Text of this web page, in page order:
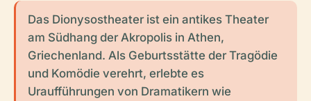
Das Dionysostheater ist ein antikes Theater
am Südhang der Akropolis in Athen,
Griechenland. Als Geburtsstätte der Tragödie
und Komödie verehrt, erlebte es
Uraufführungen von Dramatikern wie